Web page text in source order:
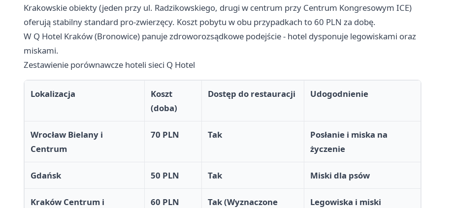
Krakowskie obiekty (jeden przy ul. Radzikowskiego, drugi w centrum przy Centrum Kongresowym ICE)
oferują stabilny standard pro-zwierzęcy. Koszt pobytu w obu przypadkach to 60 PLN za dobę.
W Q Hotel Kraków (Bronowice) panuje zdroworozsądkowe podejście - hotel dysponuje legowiskami oraz
miskami.
Zestawienie porównawcze hoteli sieci Q Hotel
Lokalizacja
Koszt
(doba)
Dostęp do restauracji Udogodnienie
Wrocław Bielany i
Centrum
70 PLN Tak
Posłanie i miska na
życzenie
Gdańsk 50 PLN Tak Miski dla psów
Kraków Centrum i
60 PLN
Tak (Wyznaczone
Legowiska i miski